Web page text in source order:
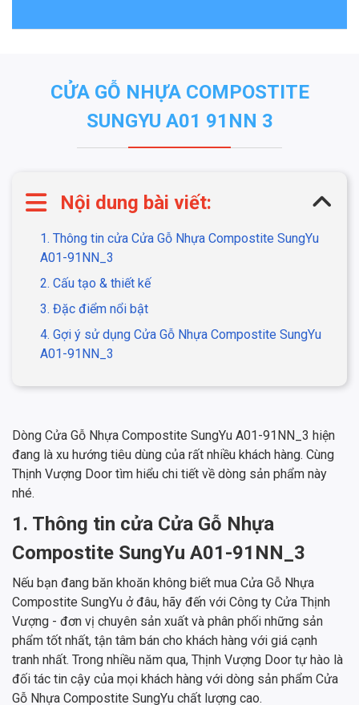
CỬA GỖ NHỰA COMPOSTITE
SUNGYU A01 91NN 3
Nội dung bài viết:
1. Thông tin cửa Cửa Gỗ Nhựa Compostite SungYu
A01-91NN_3
2. Cấu tạo & thiết kế
3. Đặc điểm nổi bật
4. Gợi ý sử dụng Cửa Gỗ Nhựa Compostite SungYu
A01-91NN_3
Dòng Cửa Gỗ Nhựa Compostite SungYu A01-91NN_3 hiện
đang là xu hướng tiêu dùng của rất nhiều khách hàng. Cùng
Thịnh Vượng Door tìm hiểu chi tiết về dòng sản phẩm này
nhé.
1. Thông tin cửa Cửa Gỗ Nhựa
Compostite SungYu A01-91NN_3
Nếu bạn đang băn khoăn không biết mua Cửa Gỗ Nhựa
Compostite SungYu ở đâu, hãy đến với Công ty Cửa Thịnh
Vượng - đơn vị chuyên sản xuất và phân phối những sản
phẩm tốt nhất, tận tâm bán cho khách hàng với giá cạnh
tranh nhất. Trong nhiều năm qua, Thịnh Vượng Door tự hào là
đối tác tin cậy của mọi khách hàng với dòng sản phẩm Cửa
Gỗ Nhựa Compostite SungYu chất lượng cao.